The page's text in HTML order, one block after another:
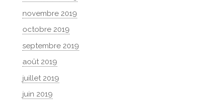
novembre 2019
octobre 2019
septembre 2019
août 2019
juillet 2019
juin 2019